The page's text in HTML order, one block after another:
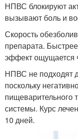
НПВС блокируют
вызывают боль и
Скорость
препарата.
эффект ощущается
НПВС не подходят
поскольку
пищеварительного
системы. Курс
10 дней.